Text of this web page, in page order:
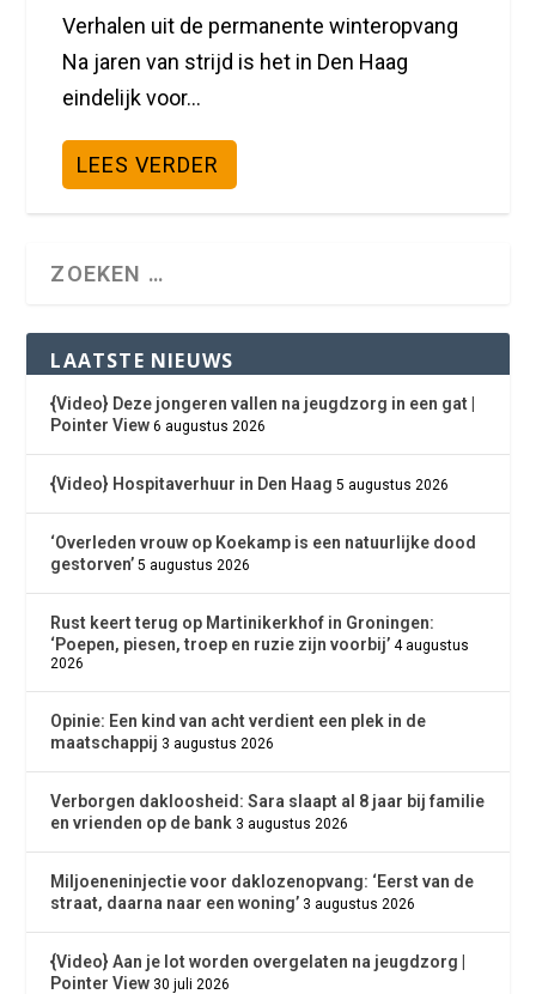
Verhalen uit de permanente winteropvang
Na jaren van strijd is het in Den Haag
eindelijk voor...
LEES VERDER
LAATSTE NIEUWS
{Video} Deze jongeren vallen na jeugdzorg in een gat |
Pointer View 6 augustus 2026
{Video} Hospitaverhuur in Den Haag 5 augustus 2026
‘Overleden vrouw op Koekamp is een natuurlijke dood
gestorven’ 5 augustus 2026
Rust keert terug op Martinikerkhof in Groningen:
‘Poepen, piesen, troep en ruzie zijn voorbij’ 4 augustus
2026
Opinie: Een kind van acht verdient een plek in de
maatschappij 3 augustus 2026
Verborgen dakloosheid: Sara slaapt al 8 jaar bij familie
en vrienden op de bank 3 augustus 2026
Miljoeneninjectie voor daklozenopvang: ‘Eerst van de
straat, daarna naar een woning’ 3 augustus 2026
{Video} Aan je lot worden overgelaten na jeugdzorg |
Pointer View 30 juli 2026